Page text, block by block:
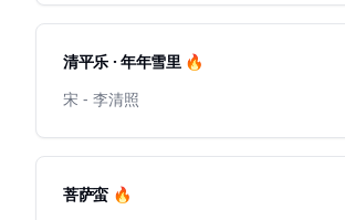
清平乐 · 年年雪里 🔥
宋 - 李清照
菩萨蛮 🔥